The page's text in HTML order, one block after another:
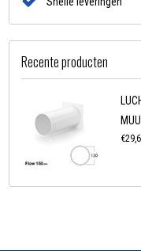
Recente producten